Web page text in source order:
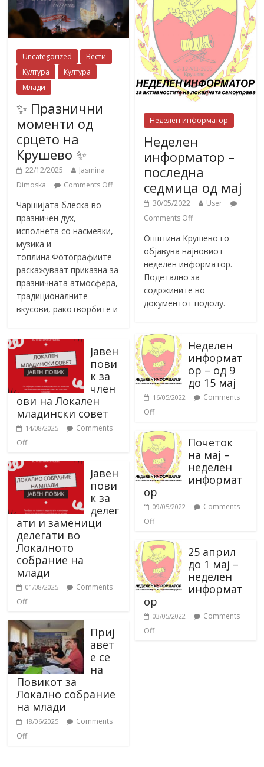
Uncategorized
Вести
Култура
Култура
Млади
✨ Празнични
моменти од
срцето на
Крушево ✨
22/12/2025
Jasmina
Dimoska
Comments Off
Чаршијата блеска во
празничен дух,
исполнета со насмевки,
музика и
топлина.Фотографиите
раскажуваат приказна за
празничната атмосфера,
традиционалните
вкусови, ракотворбите и
Јавен
пови
к за
член
ови на Локален
младински совет
14/08/2025
Comments
Off
Јавен
пови
к за
делег
ати и заменици
делегати во
Локалното
собрание на
млади
01/08/2025
Comments
Off
Приј
авет
е се
на
Повикот за
Локално собрание
на млади
18/06/2025
Comments
Off
Неделен информатор
Неделен
информатор –
последна
седмица од мај
30/05/2022
User
Comments Off
Општина Крушево го
објавува најновиот
неделен информатор.
Подетално за
содржините во
документот подолу.
Неделен
информат
ор – од 9
до 15 мај
16/05/2022
Comments
Off
Почеток
на мај –
неделен
информат
ор
09/05/2022
Comments
Off
25 април
до 1 мај –
неделен
информат
ор
03/05/2022
Comments
Off